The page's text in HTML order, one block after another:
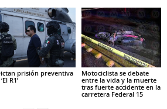
prisión preventiva
R1’
Motociclista se debate
entre la vida y la muerte
tras fuerte accidente en la
carretera Federal 15